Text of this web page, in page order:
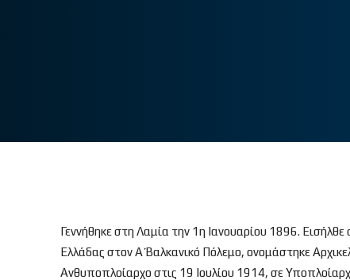
Γεννήθηκε στη Λαμία την 1η Ιανουαρίου 1896.
Ελλάδας στον Α΄ Βαλκανικό Πόλεμο, ονομάστηκε
Ανθυποπλοίαρχο στις 19 Ιουλίου 1914, σε